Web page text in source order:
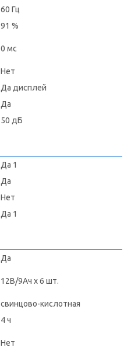
60 Гц
91 %
0 мс
Нет
Да дисплей
Да
50 дБ
Да 1
Да
Нет
Да 1
Да
12В/9Ач х 6 шт.
свинцово-кислотная
4 ч
Нет